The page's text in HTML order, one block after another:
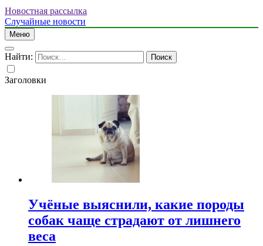
Новостная рассылка
Случайные новости
Меню
Найти:
Заголовки
Учёные выяснили, какие породы
собак чаще страдают от лишнего
веса